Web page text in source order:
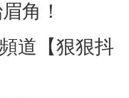
角！
道【狠狠抖